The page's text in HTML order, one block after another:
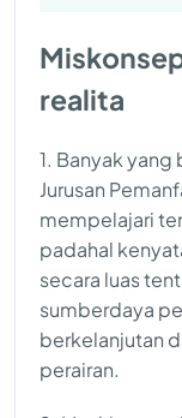
realita
1. Banyak
Jurusan
mempelajari
padahal
secara luas
sumberdaya
berkelanjutan
perairan.